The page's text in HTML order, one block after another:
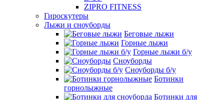
ZIPRO FITNESS
Гироскутеры
Лыжи и сноуборды
Беговые лыжи
Горные лыжи
Горные лыжи б/у
Сноуборды
Сноуборды б/у
Ботинки
горнолыжные
Ботинки для